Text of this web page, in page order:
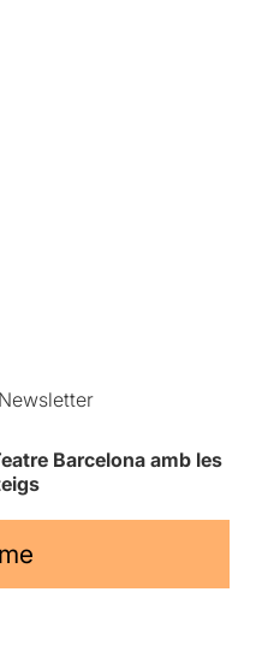
Barcelona amb les